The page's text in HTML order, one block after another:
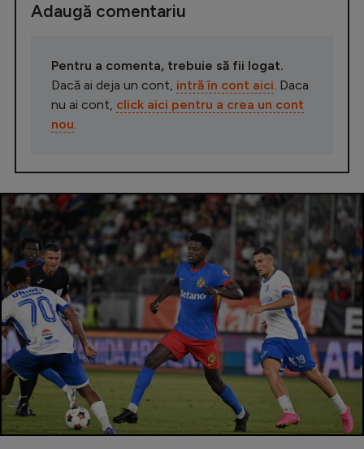
Adaugă comentariu
Pentru a comenta, trebuie să fii logat.
Dacă ai deja un cont, intră în cont aici. Daca
nu ai cont, click aici pentru a crea un cont
nou.